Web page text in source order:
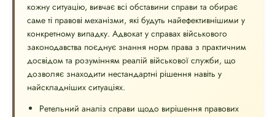
кожну ситуацію, вивчає всі обставини справи та обирає
саме ті правові механізми, які будуть найефективнішими у
конкретному випадку. Адвокат у справах військового
законодавства поєднує знання норм права з практичним
досвідом та розумінням реалій військової служби, що
дозволяє знаходити нестандартні рішення навіть у
найскладніших ситуаціях.
Ретельний аналіз справи щодо вирішення правових